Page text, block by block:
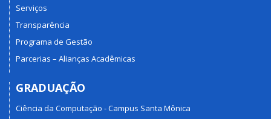
Serviços
Transparência
Programa de Gestão
Parcerias – Alianças Acadêmicas
GRADUAÇÃO
Ciência da Computação - Campus Santa Mônica